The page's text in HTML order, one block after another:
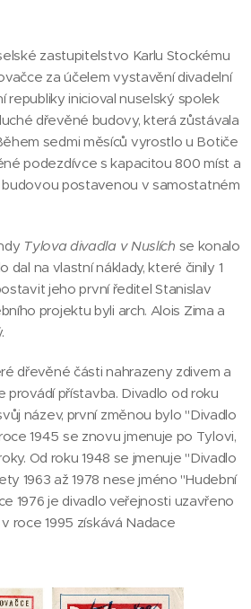
zastupitelstvo Karlu Stockému
za účelem vystavění divadelní
republiky inicioval nuselský spolek
dřevěné budovy, která zůstávala
sedmi měsíců vyrostlo u Botiče
podezdívce s kapacitou 800 míst a
budovou postavenou v samostatném
Tylova divadla v Nuslích se konalo
dal na vlastní náklady, které činily 1
jeho první ředitel Stanislav
projektu byli arch. Alois Zima a
dřevěné části nahrazeny zdivem a
provádí přístavba. Divadlo od roku
název, první změnou bylo "Divadlo
1945 se znovu jmenuje po Tylovi,
Od roku 1948 se jmenuje "Divadlo
1963 až 1978 nese jméno "Hudební
1976 je divadlo veřejnosti uzavřeno
roce 1995 získává Nadace